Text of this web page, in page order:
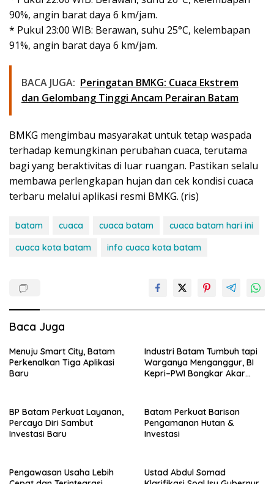
90%, angin barat daya 6 km/jam.
* Pukul 23:00 WIB: Berawan, suhu 25°C, kelembapan
91%, angin barat daya 6 km/jam.
BACA JUGA: Peringatan BMKG: Cuaca Ekstrem
dan Gelombang Tinggi Ancam Perairan Batam
BMKG mengimbau masyarakat untuk tetap waspada
terhadap kemungkinan perubahan cuaca, terutama
bagi yang beraktivitas di luar ruangan. Pastikan selalu
membawa perlengkapan hujan dan cek kondisi cuaca
terbaru melalui aplikasi resmi BMKG. (ris)
batam cuaca cuaca batam
cuaca batam hari ini
cuaca kota batam
info cuaca kota batam
Baca Juga
Menuju Smart City, Batam
Perkenalkan Tiga Aplikasi
Baru
Industri Batam Tumbuh tapi
Warganya Menganggur, BI
Kepri–PWI Bongkar Akar
BP Batam Perkuat Layanan,
Percaya Diri Sambut
Investasi Baru
Batam Perkuat Barisan
Pengamanan Hutan &
Investasi
Pengawasan Usaha Lebih
Ustad Abdul Somad